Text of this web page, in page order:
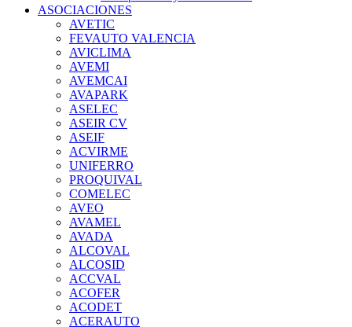
ASOCIACIONES
AVETIC
FEVAUTO VALENCIA
AVICLIMA
AVEMI
AVEMCAI
AVAPARK
ASELEC
ASEIR CV
ASEIF
ACVIRME
UNIFERRO
PROQUIVAL
COMELEC
AVEO
AVAMEL
AVADA
ALCOVAL
ALCOSID
ACCVAL
ACOFER
ACODET
ACERAUTO